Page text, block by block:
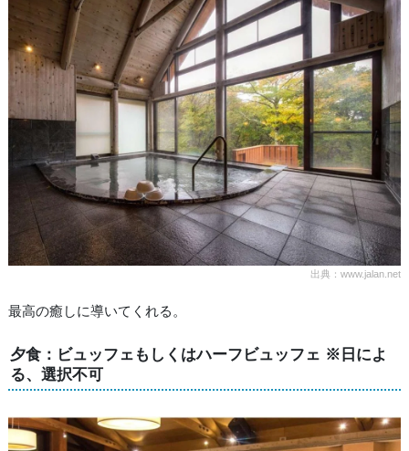
出典：www.jalan.net
最高の癒しに導いてくれる。
夕食：ビュッフェもしくはハーフビュッフェ ※日によ
る、選択不可